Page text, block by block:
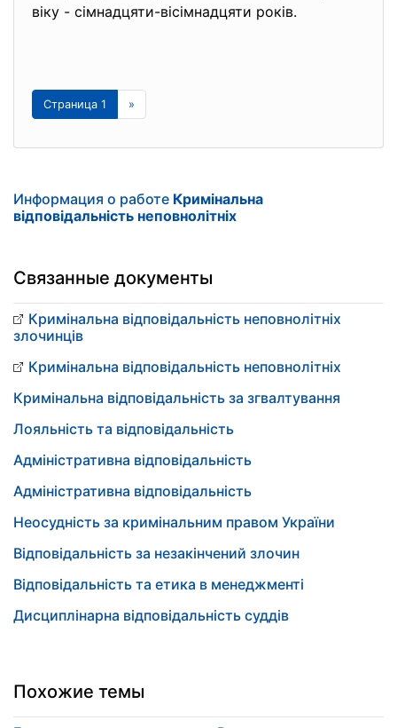
віку - сімнадцяти-вісімнадцяти років.
Страница 1 »
Информация о работе Кримінальна
відповідальність неповнолітніх
Связанные документы
Кримінальна відповідальність неповнолітніх
злочинців
Кримінальна відповідальність неповнолітніх
Кримінальна відповідальність за згвалтування
Лояльність та відповідальність
Адміністративна відповідальність
Адміністративна відповідальність
Неосудність за кримінальним правом України
Відповідальність за незакінчений злочин
Відповідальність та етика в менеджменті
Дисциплінарна відповідальність суддів
Похожие темы